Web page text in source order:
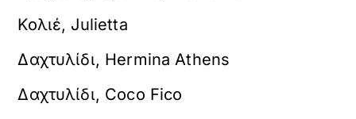
Κολιέ, Julietta
Δαχτυλίδι, Hermina Athens
Δαχτυλίδι, Coco Fico